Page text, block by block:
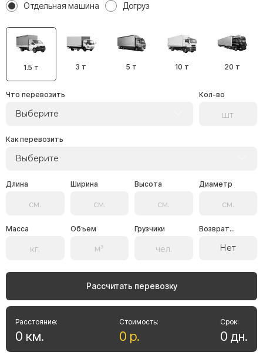
Отдельная машина Догруз
1.5 т 3 т 5 т 10 т 20 т
Что перевозить
Выберите
Кол-во
Как перевозить
Выберите
Длина Ширина Высота Диаметр
Масса Объем Грузчики Возврат...
Нет
Рассчитать перевозку
Стоимость:
0 р.
Расстояние:
0 км.
Срок:
0 дн.